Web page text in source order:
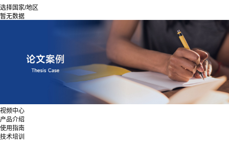
选择国家/地区
暂无数据
视频中心
产品介绍
使用指南
技术培训